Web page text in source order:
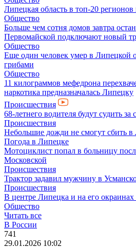
Липецкая область в топ-20 регионов
Общество
Больше чем сотня домов завтра
Первомайской подключают новый
Общество
Еще один человек умер в Липецкой
грибами
Общество
11 килограммов мефедрона
наркотика предназначалась Липецку
Происшествия
68-летнего водителя будут судить
Происшествия
Небольшие дожди не смогут сбить
Погода в Липецке
Мотоциклист попал в больницу
Московской
Происшествия
Трактор задавил мужчину в
Происшествия
В центре Липецка и на его
Общество
Читать все
В России
741
29.01.2026 10:02